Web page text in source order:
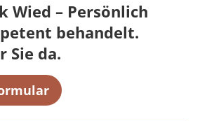
Wied – Persönlich
behandelt.
Sie da.